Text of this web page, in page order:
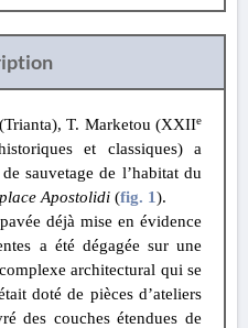
T. Marketou (XXIIe
et classiques) a
sauvetage de l’habitat du
place Apostolidi (fig. 1).
déjà mise en évidence
a été dégagée sur une
architectural qui se
doté de pièces d’ateliers
des couches étendues de